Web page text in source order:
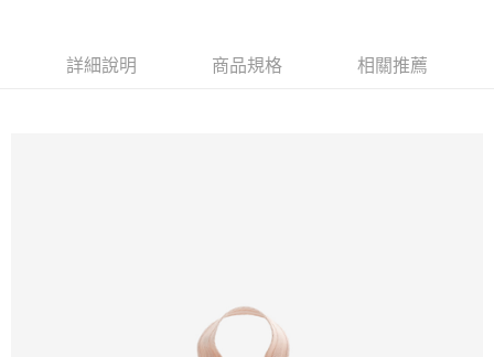
詳細說明 商品規格 相關推薦